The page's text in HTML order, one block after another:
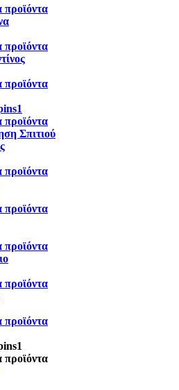
προϊόντα
προϊόντα
προϊόντα
προϊόντα
Σπιτιού
προϊόντα
προϊόντα
προϊόντα
προϊόντα
προϊόντα
προϊόντα